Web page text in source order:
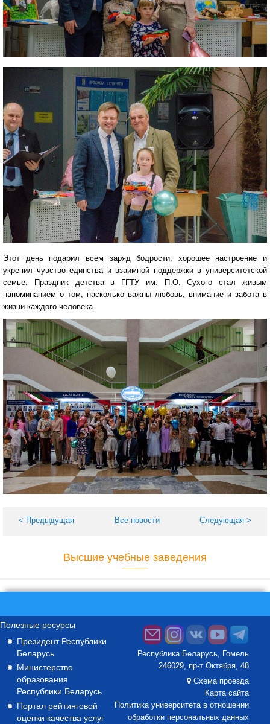
Этот день подарил всем заряд бодрости, хорошее настроение и
укрепил чувство единства и взаимной поддержки в университетской
семье. Праздник детства в ГГТУ им. П.О. Сухого стал живым
напоминанием о том, насколько важны любовь, внимание и забота в
жизни каждого человека.
< Предыдущая Все новости Следующая >
Высшие учебные заведения
Полезные ресурсы
Президент Республики
Беларусь
Министерство
образования
Республики Беларусь
Портал рейтинговой
оценки качества услуг
Республика Беларусь, Гомель
246029, пр-т Октября, 48
Схема проезда
Карта сайта
Политика университета в отношении
обработки персональных данных